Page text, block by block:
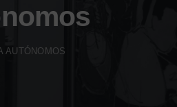
AUTÓNOMOS